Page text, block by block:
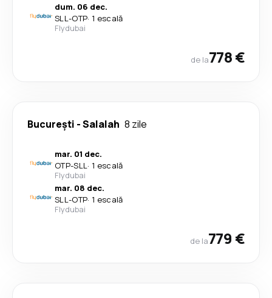
dum. 06 dec.
SLL-OTP· 1 escală
Flydubai
de la778 €
București -Salalah 8 zile
mar. 01 dec.
OTP-SLL· 1 escală
Flydubai
mar. 08 dec.
SLL-OTP· 1 escală
Flydubai
de la779 €